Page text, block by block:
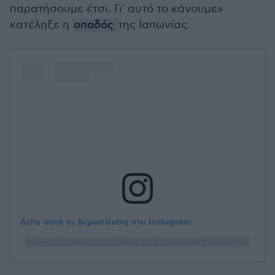
παρατήσουμε έτσι. Γι' αυτό το κάνουμε»
κατέληξε η οπαδός της Ιαπωνίας.
Δείτε αυτή τη δημοσίευση στο Instagram.